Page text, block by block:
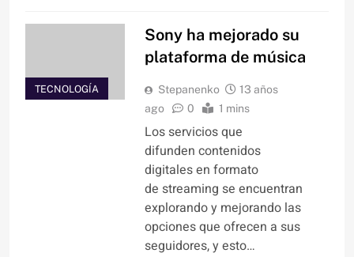
TECNOLOGÍA
Sony ha mejorado su
plataforma de música
Stepanenko
13 años
ago
0 1 mins
Los servicios que
difunden contenidos
digitales en formato
de streaming se encuentran
explorando y mejorando las
opciones que ofrecen a sus
seguidores, y esto…